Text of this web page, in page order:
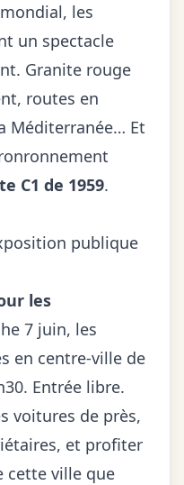
les
un spectacle
Granite rouge
routes en
Méditerranée… Et
C1 de 1959.
publique
les
7 juin, les
en centre-ville de
Entrée libre.
voitures de près,
et profiter
cette ville que